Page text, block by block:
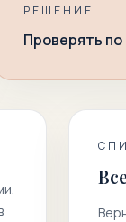
РЕШЕНИЕ
Проверять